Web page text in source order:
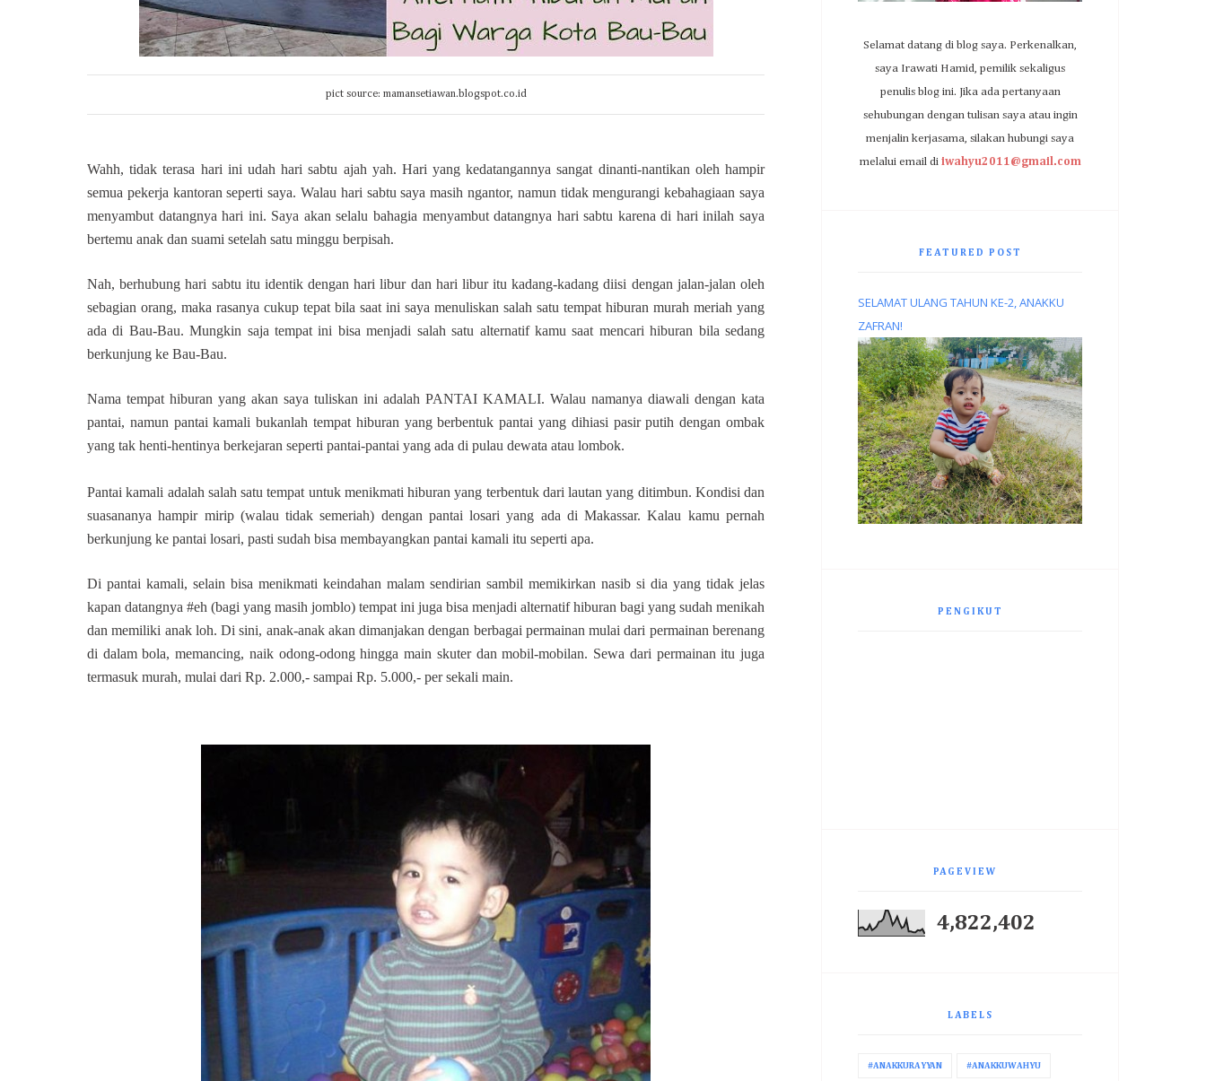
pict source: mamansetiawan.blogspot.co.id
Wahh, tidak terasa hari ini udah hari sabtu ajah yah. Hari yang kedatangannya sangat dinanti-nantikan oleh hampir
semua pekerja kantoran seperti saya. Walau hari sabtu saya masih ngantor, namun tidak mengurangi kebahagiaan saya
menyambut datangnya hari ini. Saya akan selalu bahagia menyambut datangnya hari sabtu karena di hari inilah saya
bertemu anak dan suami setelah satu minggu berpisah.
Nah, berhubung hari sabtu itu identik dengan hari libur dan hari libur itu kadang-kadang diisi dengan jalan-jalan oleh
sebagian orang, maka rasanya cukup tepat bila saat ini saya menuliskan salah satu tempat hiburan murah meriah yang
ada di Bau-Bau. Mungkin saja tempat ini bisa menjadi salah satu alternatif kamu saat mencari hiburan bila sedang
berkunjung ke Bau-Bau.
Nama tempat hiburan yang akan saya tuliskan ini adalah PANTAI KAMALI. Walau namanya diawali dengan kata
pantai, namun pantai kamali bukanlah tempat hiburan yang berbentuk pantai yang dihiasi pasir putih dengan ombak
yang tak henti-hentinya berkejaran seperti pantai-pantai yang ada di pulau dewata atau lombok.
Pantai kamali adalah salah satu tempat untuk menikmati hiburan yang terbentuk dari lautan yang ditimbun. Kondisi dan
suasananya hampir mirip (walau tidak semeriah) dengan pantai losari yang ada di Makassar. Kalau kamu pernah
berkunjung ke pantai losari, pasti sudah bisa membayangkan pantai kamali itu seperti apa.
Di pantai kamali, selain bisa menikmati keindahan malam sendirian sambil memikirkan nasib si dia yang tidak jelas
kapan datangnya #eh (bagi yang masih jomblo) tempat ini juga bisa menjadi alternatif hiburan bagi yang sudah menikah
dan memiliki anak loh. Di sini, anak-anak akan dimanjakan dengan berbagai permainan mulai dari permainan berenang
di dalam bola, memancing, naik odong-odong hingga main skuter dan mobil-mobilan. Sewa dari permainan itu juga
termasuk murah, mulai dari Rp. 2.000,- sampai Rp. 5.000,- per sekali main.
Selamat datang di blog saya. Perkenalkan,
saya Irawati Hamid, pemilik sekaligus
penulis blog ini. Jika ada pertanyaan
sehubungan dengan tulisan saya atau ingin
menjalin kerjasama, silakan hubungi saya
melalui email di iwahyu2011@gmail.com
FEATURED POST
SELAMAT ULANG TAHUN KE-2, ANAKKU
ZAFRAN!
PENGIKUT
PAGEVIEW
4,822,402
LABELS
#ANAKKURAYYAN #ANAKKUWAHYU